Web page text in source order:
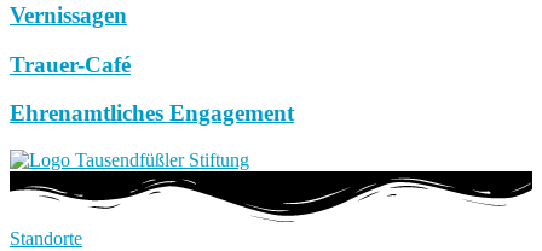
Vernissagen
Trauer-Café
Ehrenamtliches Engagement
Standorte